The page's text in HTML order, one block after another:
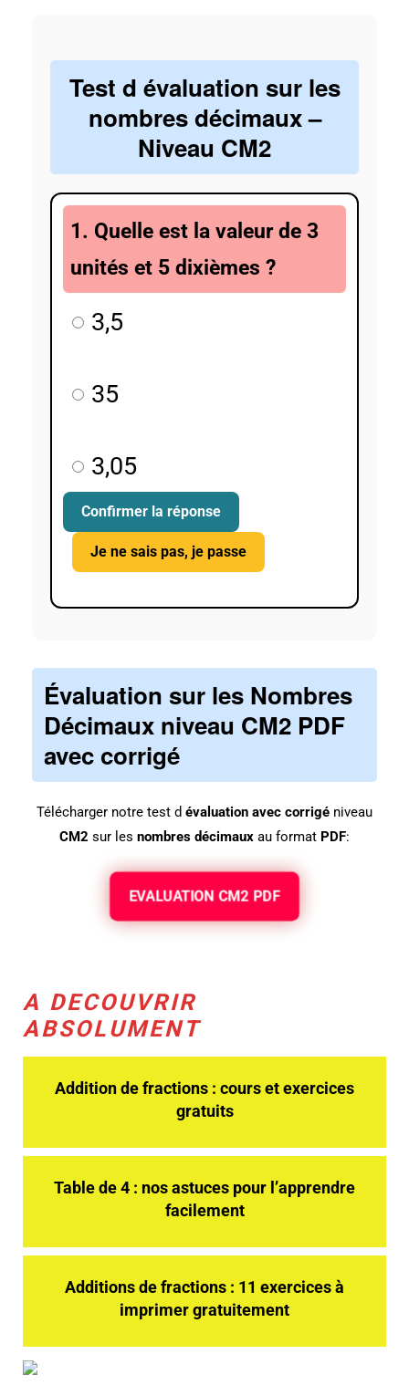
Test d évaluation sur les
nombres décimaux –
Niveau CM2
1. Quelle est la valeur de 3
unités et 5 dixièmes ?
3,5
35
3,05
Confirmer la réponse
Je ne sais pas, je passe
Évaluation sur les Nombres
Décimaux niveau CM2 PDF
avec corrigé
Télécharger notre test d évaluation avec corrigé niveau
CM2 sur les nombres décimaux au format PDF:
EVALUATION CM2 PDF
A DECOUVRIR
ABSOLUMENT
Addition de fractions : cours et exercices
gratuits
Table de 4 : nos astuces pour l’apprendre
facilement
Additions de fractions : 11 exercices à
imprimer gratuitement